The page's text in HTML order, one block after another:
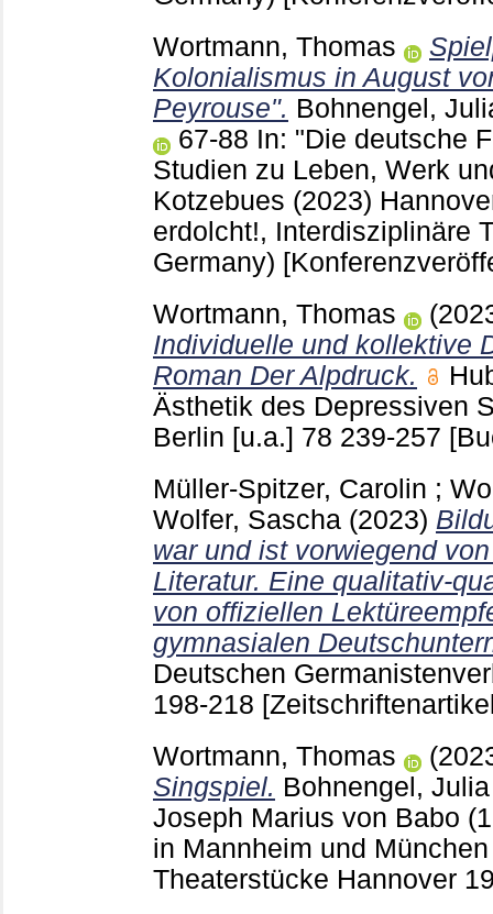
Wortmann, Thomas
Kolonialismus in August
Peyrouse". Bohnengel,
67-88 In: "Die deutsche
Studien zu Leben, Werk
Kotzebues (2023)
erdolcht!, Interdisziplinäre
Germany)
Wortmann, Thomas
Individuelle und kollektive
Roman Der Alpdruck.
Ästhetik des Depressiven
Berlin [u.a.] 78 239-257
Müller-Spitzer, Carolin ;
Wolfer, Sascha (2023)
war und ist vorwiegend
Literatur. Eine qualitativ-
von offiziellen
gymnasialen
Deutschen
198-218
Wortmann, Thomas
Singspiel. Bohnengel, Julia
Joseph Marius von Babo
in Mannheim und
Theaterstücke Hannover